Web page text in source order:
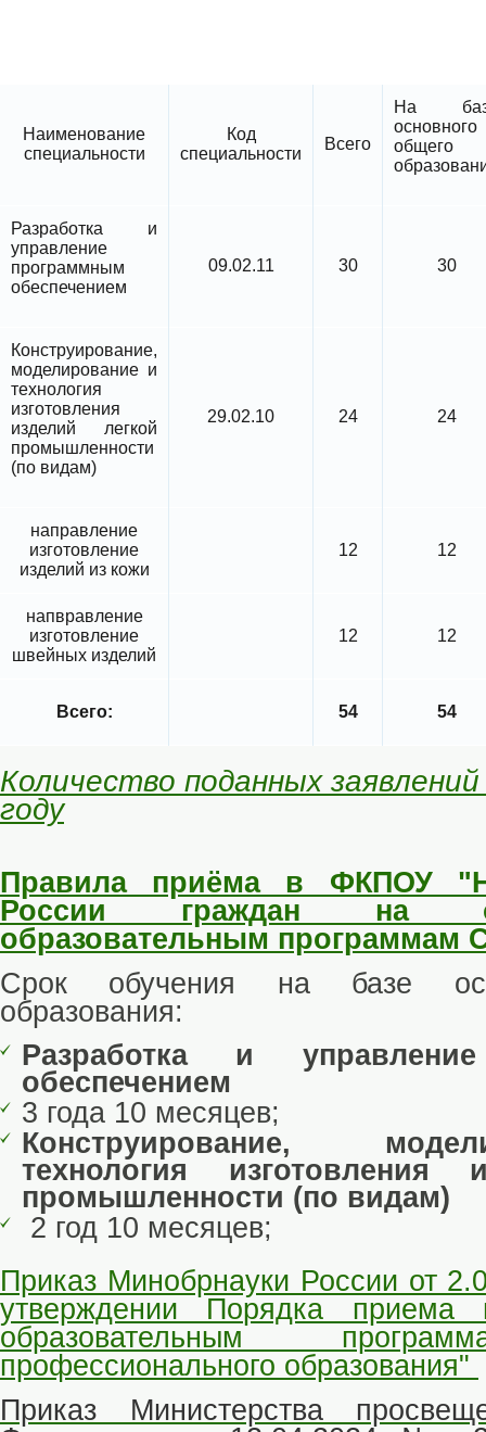
Наименование
специальности
Код
специальности
Всего
На
основного
общего
Разработка и
управление
программным
обеспечением
09.02.11 30 30
Конструирование,
моделирование и
технология
изготовления
изделий легкой
промышленности
(по видам)
29.02.10 24 24
направление
изготовление
изделий из кожи
12 12
напвравление
изготовление
швейных изделий
12 12
Всего: 54 54
Количество поданных
году
Правила приёма в ФКПОУ
России граждан на
образовательным программам
Срок обучения на базе
образования:
Разработка и
обеспечением
3 года 10 месяцев;
Конструирование,
технология изготовления
промышленности (по
2 год 10 месяцев;
Приказ Минобрнауки России от
утверждении Порядка
образовательным
профессионального образования"
Приказ Министерства